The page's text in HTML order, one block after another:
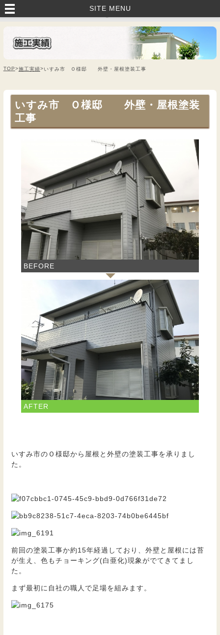
いすみ市・茂原市・睦沢町で外壁塗装・塗り替えなら｜藤美建装へお任
SITE MENU
TOP>施工実績>いすみ市 Ｏ様邸 外壁・屋根塗装工事
いすみ市 Ｏ様邸 外壁・屋根塗装
工事
BEFORE
AFTER
いすみ市のＯ様邸から屋根と外壁の塗装工事を承りまし
た。
前回の塗装工事か約15年経過しており、外壁と屋根には苔
が生え、色もチョーキング(白亜化)現象がでてきてまし
た。
まず最初に自社の職人で足場を組みます。